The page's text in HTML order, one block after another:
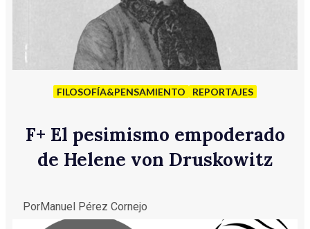
FILOSOFÍA&PENSAMIENTO REPORTAJES
F+ El pesimismo empoderado
de Helene von Druskowitz
PorManuel Pérez Cornejo